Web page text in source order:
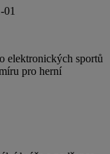
elektronických sportů
pro herní